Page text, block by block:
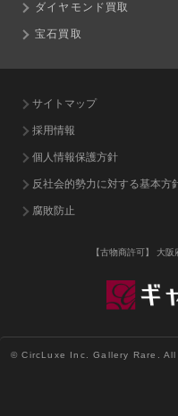
ダイヤモンド買取
宝石買取
サイトマップ
採用情報
個人情報保護方針
反社会的勢力に対する基本方
腐敗防止
【古物商許可】 大阪
© CircLuxe Inc. Gallery Rare. All